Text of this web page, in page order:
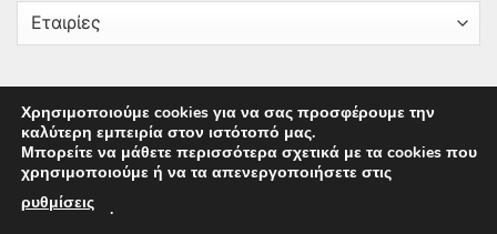
Copyright © 2025 epaidika.gr / All Rights Reserved /
Supported byStarten Development
Χρησιμοποιούμε cookies για να σας προσφέρουμε την
καλύτερη εμπειρία στον ιστότοπό μας.
Μπορείτε να μάθετε περισσότερα σχετικά με τα cookies που
χρησιμοποιούμε ή να τα απενεργοποιήσετε στις
ρυθμίσεις
.
This site uses cookies to offer you a better browsing
experience. By browsing this website, you agree to our